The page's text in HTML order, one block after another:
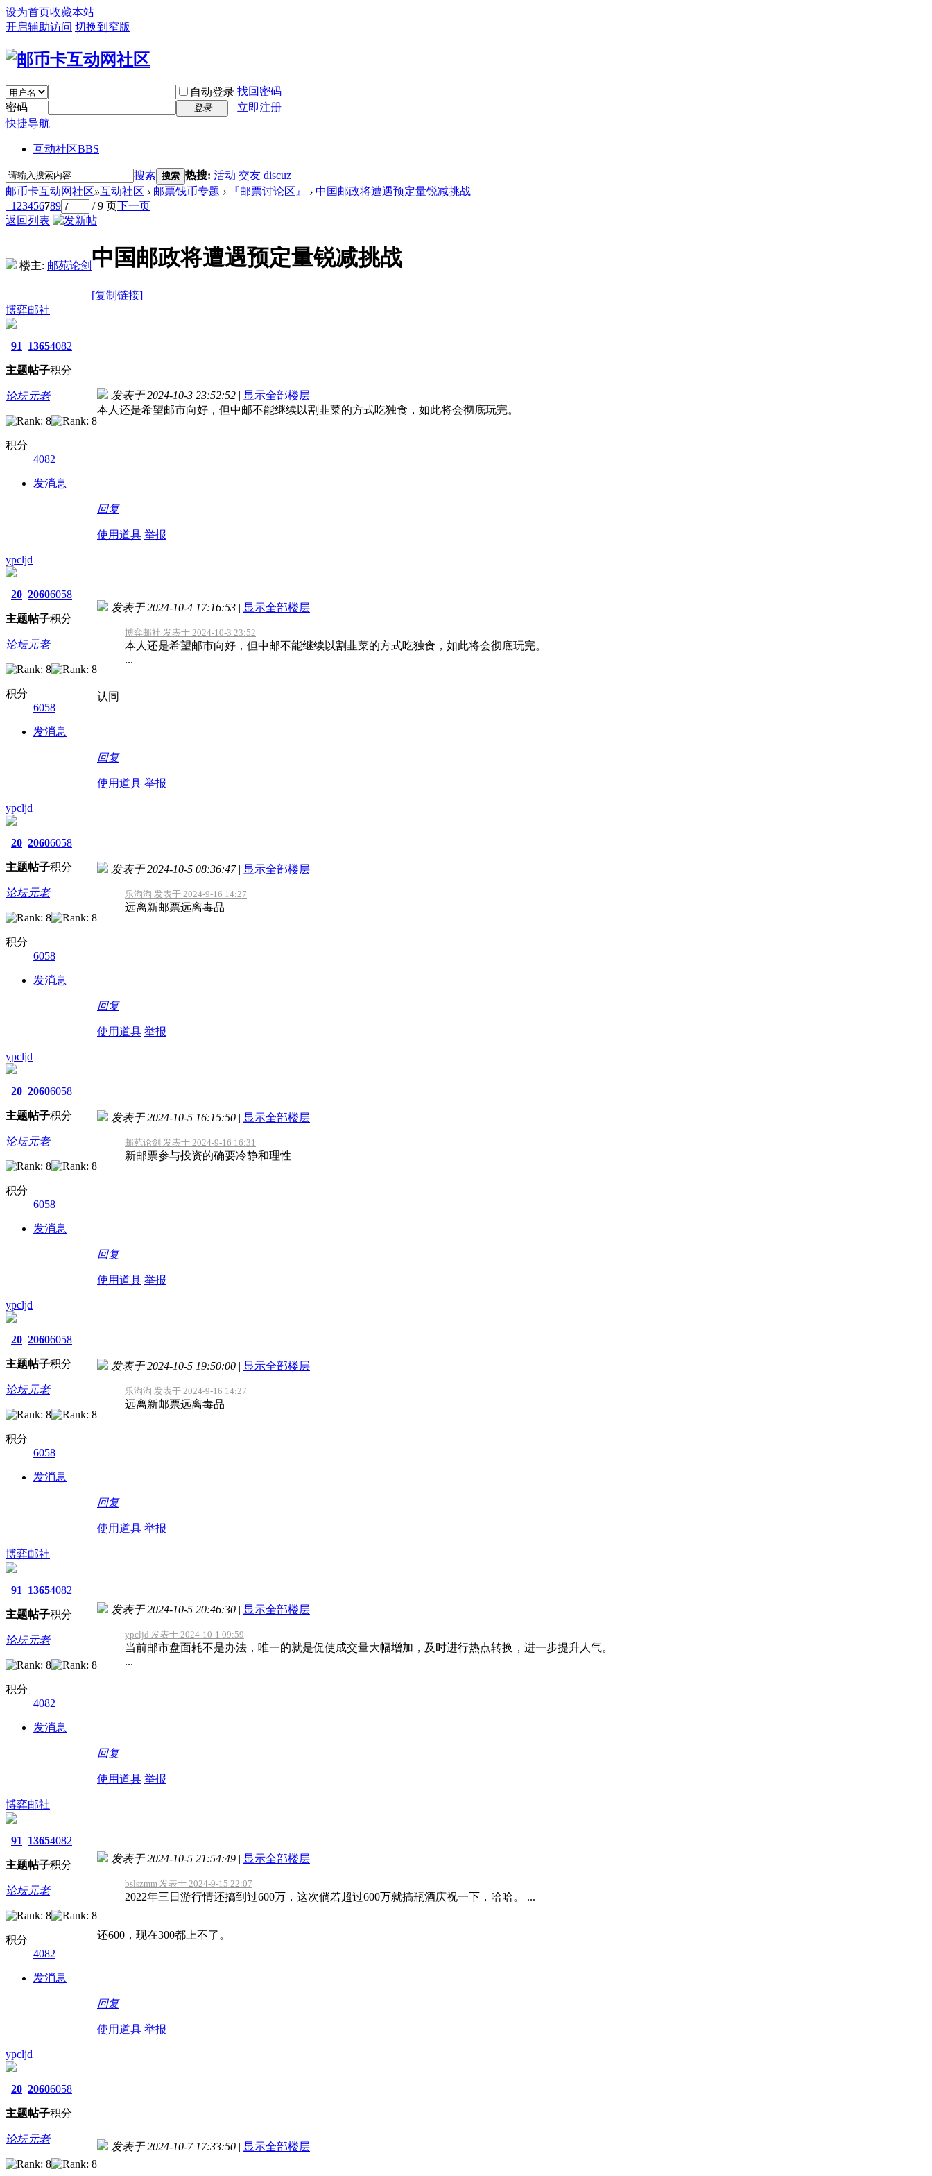
设为首页收藏本站
开启辅助访问 切换到窄版
自动登录 找回密码
密码
登录
立即注册
快捷导航
互动社区BBS
搜索 搜索 热搜: 活动 交友 discuz
邮币卡互动网社区»互动社区 › 邮票钱币专题 › 『邮票讨论区』 › 中国邮政将遭遇预定量锐减挑战
1 23456789 / 9 页下一页
返回列表
楼主: 邮苑论剑 中国邮政将遭遇预定量锐减挑战
[复制链接]
博弈邮社
91
主题
1365
帖子
4082
积分
论坛元老
积分
4082
发消息
发表于 2024-10-3 23:52:52 | 显示全部楼层
本人还是希望邮市向好，但中邮不能继续以割韭菜的方式吃独食，如此将会彻底玩完。
回复
使用道具 举报
ypcljd
20
主题
2060
帖子
6058
积分
论坛元老
积分
6058
发消息
发表于 2024-10-4 17:16:53 | 显示全部楼层
博弈邮社 发表于 2024-10-3 23:52
本人还是希望邮市向好，但中邮不能继续以割韭菜的方式吃独食，如此将会彻底玩完。
...
认同
回复
使用道具 举报
ypcljd
20
主题
2060
帖子
6058
积分
论坛元老
积分
6058
发消息
发表于 2024-10-5 08:36:47 | 显示全部楼层
乐淘淘 发表于 2024-9-16 14:27
远离新邮票远离毒品
回复
使用道具 举报
ypcljd
20
主题
2060
帖子
6058
积分
论坛元老
积分
6058
发消息
发表于 2024-10-5 16:15:50 | 显示全部楼层
邮苑论剑 发表于 2024-9-16 16:31
新邮票参与投资的确要冷静和理性
回复
使用道具 举报
ypcljd
20
主题
2060
帖子
6058
积分
论坛元老
积分
6058
发消息
发表于 2024-10-5 19:50:00 | 显示全部楼层
乐淘淘 发表于 2024-9-16 14:27
远离新邮票远离毒品
回复
使用道具 举报
博弈邮社
91
主题
1365
帖子
4082
积分
论坛元老
积分
4082
发消息
发表于 2024-10-5 20:46:30 | 显示全部楼层
ypcljd 发表于 2024-10-1 09:59
当前邮市盘面耗不是办法，唯一的就是促使成交量大幅增加，及时进行热点转换，进一步提升人气。
...
回复
使用道具 举报
博弈邮社
91
主题
1365
帖子
4082
积分
论坛元老
积分
4082
发消息
发表于 2024-10-5 21:54:49 | 显示全部楼层
bslszmm 发表于 2024-9-15 22:07
2022年三日游行情还搞到过600万，这次倘若超过600万就搞瓶酒庆祝一下，哈哈。 ...
还600，现在300都上不了。
回复
使用道具 举报
ypcljd
20
主题
2060
帖子
6058
积分
论坛元老
发表于 2024-10-7 17:33:50 | 显示全部楼层